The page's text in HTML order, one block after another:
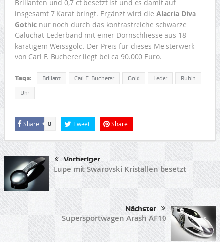
Brillanten und 0,7 ct besetzt ist und es damit auf
insgesamt 7 Karat bringt. Ergänzt wird die Alacria Diva
Gothicnur noch durch das kontrastreiche schwarze
Galuchat-Lederband mit einer Dornschliesse aus 18-
karätigem Weissgold. Der Preis für dieses Meisterwerk
von Carl F. Bucherer liegt bei ca 90.000 Euro.
Tags: Brillant Carl F. Bucherer Gold Leder Rubin
Uhr
Share 0 Tweet Share
Vorheriger
Lupe mit Swarovski Kristallen besetzt
Nächster
Supersportwagen Arash AF10